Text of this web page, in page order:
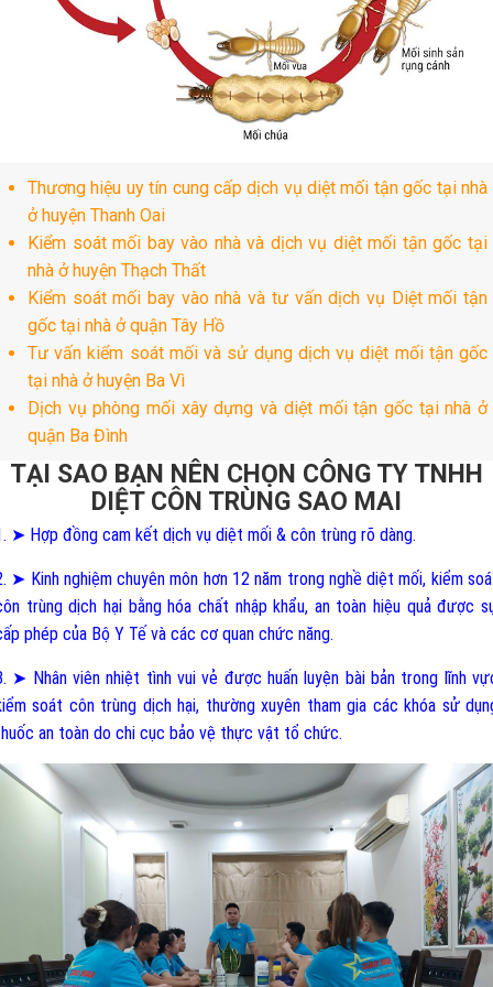
Thương hiệu uy tín cung cấp dịch vụ diệt mối tận gốc tại nhà
ở huyện Thanh Oai
Kiểm soát mối bay vào nhà và dịch vụ diệt mối tận gốc tại
nhà ở huyện Thạch Thất
Kiểm soát mối bay vào nhà và tư vấn dịch vụ Diệt mối tận
gốc tại nhà ở quận Tây Hồ
Tư vấn kiểm soát mối và sử dụng dịch vụ diệt mối tận gốc
tại nhà ở huyện Ba Vì
Dịch vụ phòng mối xây dựng và diệt mối tận gốc tại nhà ở
quận Ba Đình
TẠI SAO BẠN NÊN CHỌN CÔNG TY TNHH
DIỆT CÔN TRÙNG SAO MAI
➤ Hợp đồng cam kết dịch vụ diệt mối & côn trùng rõ dàng.
➤ Kinh nghiệm chuyên môn hơn 12 năm trong nghề diệt mối, kiểm
trùng dịch hại bằng hóa chất nhập khẩu, an toàn hiệu quả được
phép của Bộ Y Tế và các cơ quan chức năng.
➤ Nhân viên nhiệt tình vui vẻ được huấn luyện bài bản trong lĩnh
soát côn trùng dịch hại, thường xuyên tham gia các khóa sử
an toàn do chi cục bảo vệ thực vật tổ chức.